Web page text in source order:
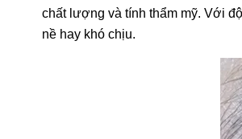
chất lượng và tính thẩm mỹ. Với
nề hay khó chịu.